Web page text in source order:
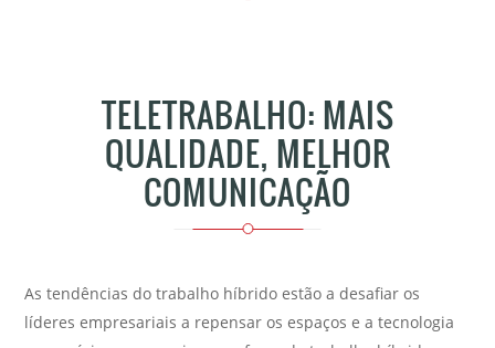
TELETRABALHO: MAIS
QUALIDADE, MELHOR
COMUNICAÇÃO
As tendências do trabalho híbrido estão a desafiar os
líderes empresariais a repensar os espaços e a tecnologia